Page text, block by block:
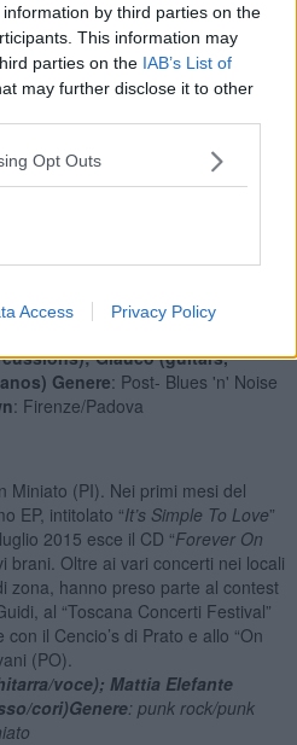
by third parties on the
This information may
parties on the IAB’s List of
may further disclose it to other
Opt Outs
Access Privacy Policy
piano. Dopo alcuni cambi di
Dischi Soviet Studio. Fin
live che li porta a esibirsi in
band come Calibro 35,
The Rock and Roll Kamikazes.
del blues delle origini, ai
e alla potenza sonora dello
Glauco (guitars,
Genere: Post- Blues 'n' Noise
: Firenze/Padova
Miniato (PI). Nei primi mesi del
EP, intitolato “It’s Simple To Love”
2015 esce il CD “Forever On
brani. Oltre ai vari concerti nei locali
zona, hanno preso parte al contest
al “Toscana Concerti Festival”
il Cencio’s di Prato e allo “On
(PO).
voce); Mattia Elefante
cori)Genere: punk rock/punk